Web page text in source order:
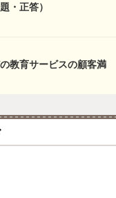
・正答）
教育サービスの顧客満